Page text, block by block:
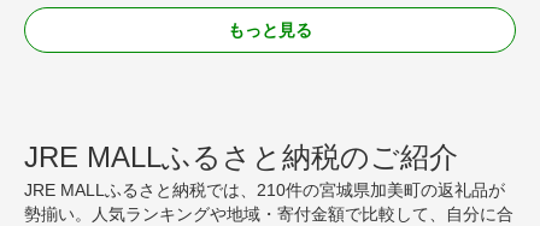
もっと見る
JRE MALLふるさと納税のご紹介
JRE MALLふるさと納税では、210件の宮城県加美町の返礼品が
勢揃い。人気ランキングや地域・寄付金額で比較して、自分に合